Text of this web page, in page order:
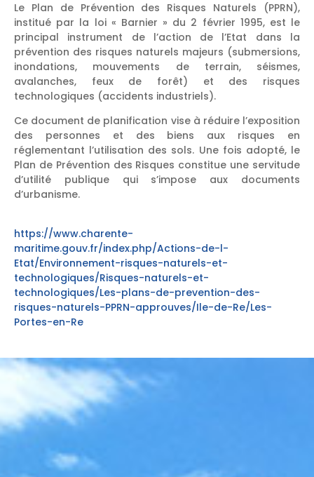
Le Plan de Prévention des Risques Naturels (PPRN),
institué par la loi « Barnier » du 2 février 1995, est le
principal instrument de l’action de l’Etat dans la
prévention des risques naturels majeurs (submersions,
inondations, mouvements de terrain, séismes,
avalanches, feux de forêt) et des risques
technologiques (accidents industriels).
Ce document de planification vise à réduire l’exposition
des personnes et des biens aux risques en
réglementant l’utilisation des sols. Une fois adopté, le
Plan de Prévention des Risques constitue une servitude
d’utilité publique qui s’impose aux documents
d’urbanisme.
https://www.charente-
maritime.gouv.fr/index.php/Actions-de-l-
Etat/Environnement-risques-naturels-et-
technologiques/Risques-naturels-et-
technologiques/Les-plans-de-prevention-des-
risques-naturels-PPRN-approuves/Ile-de-Re/Les-
Portes-en-Re